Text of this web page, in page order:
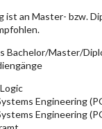
ist an Master- bzw.
Bachelor/Master/
Engineering
Engineering